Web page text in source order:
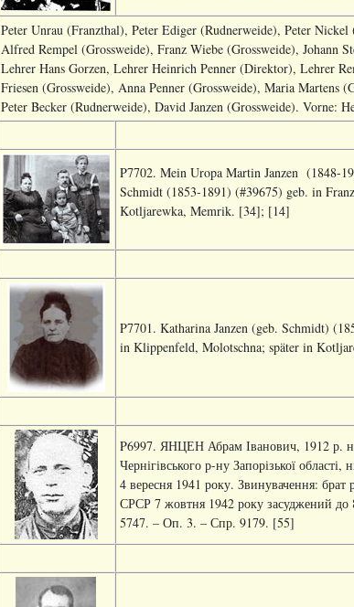
Peter Unrau (Franzthal), Peter Ediger (Rudnerweide), Peter
Alfred Rempel (Grossweide), Franz Wiebe (Grossweide), Johann
Lehrer Hans Gorzen, Lehrer Heinrich Penner (Direktor), Lehrer
Friesen (Grossweide), Anna Penner (Grossweide), Maria Martens
Peter Becker (Rudnerweide), David Janzen (Grossweide). Vorne:
P7702. Mein Uropa Martin Janzen (1848-
Schmidt (1853-1891) (#39675) geb. in
Kotljarewka, Memrik. [34]; [14]
P7701. Katharina Janzen (geb. Schmidt)
in Klippenfeld, Molotschna; später in
P6997. ЯНЦЕН Абрам Іванович, 1912 р.
Чернігівського р-ну Запорізької
4 вересня 1941 року. Звинувачення:
СРСР 7 жовтня 1942 року засуджений до
5747. – Оп. 3. – Спр. 9179. [55]